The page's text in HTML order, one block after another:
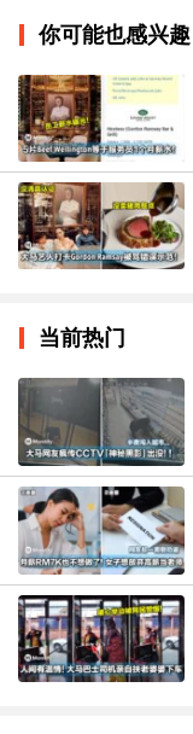
你可能也感兴趣
当前热门